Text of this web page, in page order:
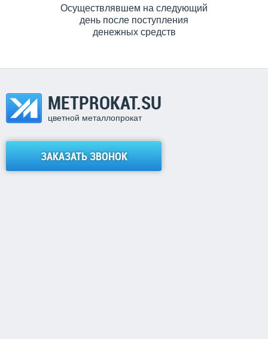
Осуществлявшем на следующий
день после поступления
денежных средств
METPROKAT.SU
цветной металлопрокат
ЗАКАЗАТЬ ЗВОНОК